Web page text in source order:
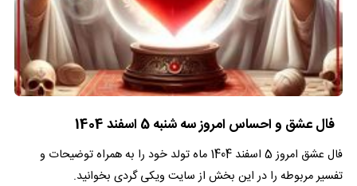
فال عشق و احساس امروز سه شنبه 5 اسفند 1404
فال عشق امروز 5 اسفند 1404 ماه تولد خود را به همراه توضیحات و
تفسیر مربوطه را در این بخش از سایت ویکی گردی بخوانید.